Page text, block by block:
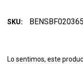
SKU: BENSBF020365
Lo sentimos, este